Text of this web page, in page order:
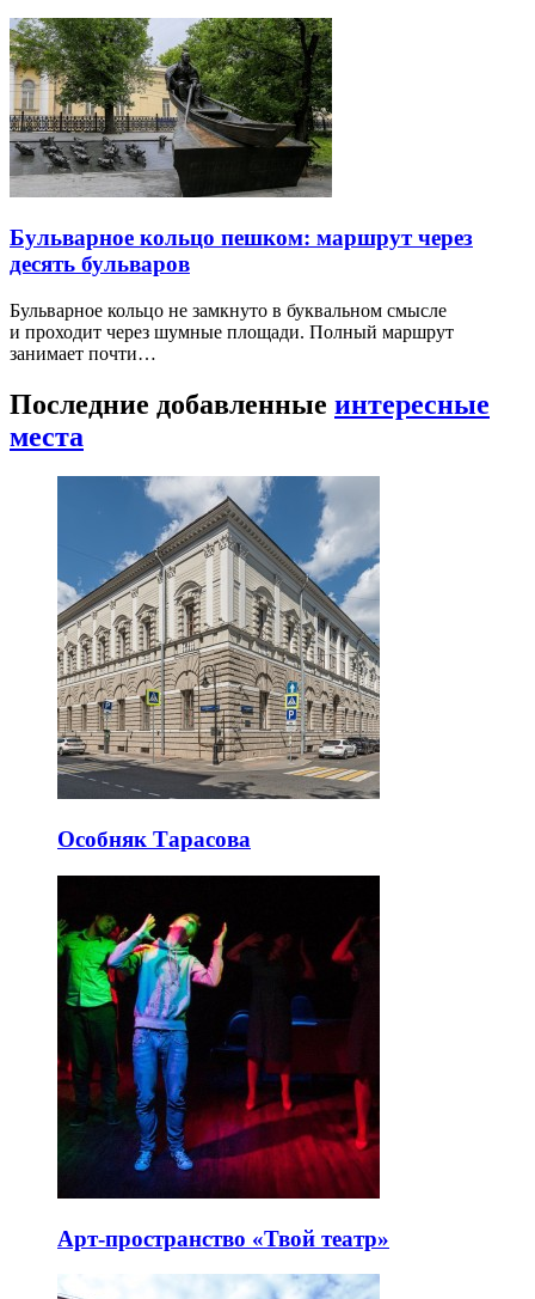
Бульварное кольцо пешком: маршрут через
десять бульваров
Бульварное кольцо не замкнуто в буквальном смысле
и проходит через шумные площади. Полный маршрут
занимает почти…
Последние добавленные интересные
места
Особняк Тарасова
Арт-пространство «Твой театр»